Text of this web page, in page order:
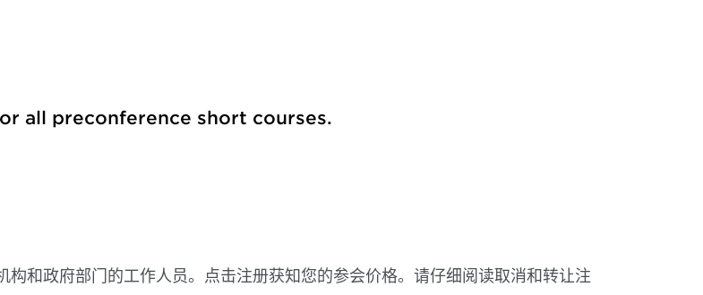
all preconference short courses.
和政府部门的工作人员。点击注册获知您的参会价格。请仔细阅读取消和转让注